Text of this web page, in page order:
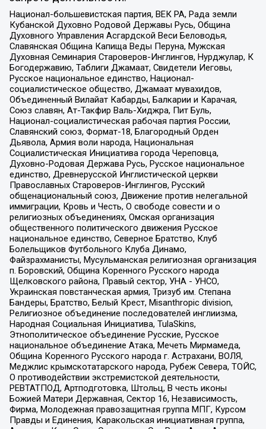
Национал-большевистская партия, ВЕК РА, Рада земли
Кубанской Духовно Родовой Державы Русь, Община
Духовного Управления Асгардской Веси Беловодья,
Славянская Община Капища Веды Перуна, Мужская
Духовная Семинария Староверов-Инглингов, Нурджулар, К
Богодержавию, Таблиги Джамаат, Свидетели Иеговы,
Русское национальное единство, Национал-
социалистическое общество, Джамаат мувахидов,
Объединенный Вилайат Кабарды, Балкарии и Карачая,
Союз славян, Ат-Такфир Валь-Хиджра, Пит Буль,
Национал-социалистическая рабочая партия России,
Славянский союз, Формат-18, Благородный Орден
Дьявола, Армия воли народа, Национальная
Социалистическая Инициатива города Череповца,
Духовно-Родовая Держава Русь, Русское национальное
единство, Древнерусской Инглистической церкви
Православных Староверов-Инглингов, Русский
общенациональный союз, Движение против нелегальной
иммиграции, Кровь и Честь, О свободе совести и о
религиозных объединениях, Омская организация
общественного политического движения Русское
национальное единство, Северное Братство, Клуб
Болельщиков Футбольного Клуба Динамо,
Файзрахманисты, Мусульманская религиозная организация
п. Боровский, Община Коренного Русского народа
Щелковского района, Правый сектор, УНА - УНСО,
Украинская повстанческая армия, Тризуб им. Степана
Бандеры, Братство, Белый Крест, Misanthropic division,
Религиозное объединение последователей инглиизма,
Народная Социальная Инициатива, TulaSkins,
Этнополитическое объединение Русские, Русское
национальное объединение Атака, Мечеть Мирмамеда,
Община Коренного Русского народа г. Астрахани, ВОЛЯ,
Меджлис крымскотатарского народа, Рубеж Севера, ТОЙС,
О противодействии экстремистской деятельности,
РЕВТАТПОД, Артподготовка, Штольц, В честь иконы
Божией Матери Державная, Сектор 16, Независимость,
Фирма, Молодежная правозащитная группа МПГ, Курсом
Правды и Единения, Каракольская инициативная группа,